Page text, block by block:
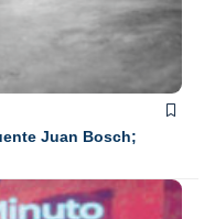
Juan Bosch;